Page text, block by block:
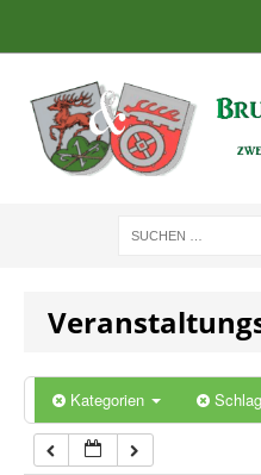
Kategorien
2:00
5:00
7:00